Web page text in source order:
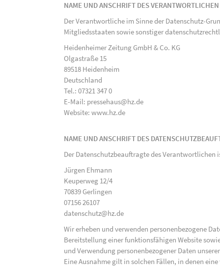
NAME UND ANSCHRIFT DES VERANTWORTLICHEN
Der Verantwortliche im Sinne der Datenschutz-
Mitgliedsstaaten sowie sonstiger
Heidenheimer Zeitung GmbH & Co. KG
Olgastraße 15
89518 Heidenheim
Deutschland
Tel.: 07321 347 0
E-Mail: pressehaus@hz.de
Website: www.hz.de
NAME UND ANSCHRIFT DES
Der Datenschutzbeauftragte des Verantwortlichen
Jürgen Ehmann
Keuperweg 12/4
70839 Gerlingen
07156 26107
datenschutz@hz.de
Wir erheben und verwenden personenbezogene
Bereitstellung einer funktionsfähigen Website
und Verwendung personenbezogener Daten
Eine Ausnahme gilt in solchen Fällen, in denen